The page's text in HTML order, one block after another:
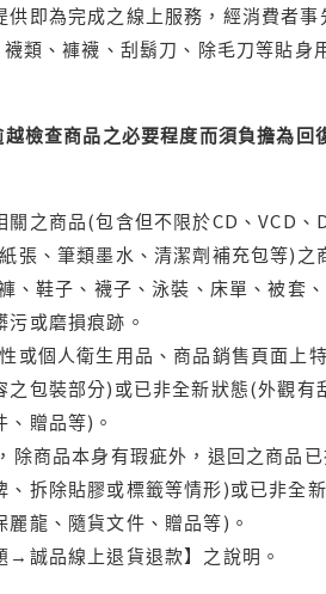
即為完成之線上服務，經消費者
類、褲襪、刮鬍刀、除毛刀等貼身
檢查商品之必要程度而須負擔為
之商品(包含但不限於CD、VCD
張、筆類墨水、清潔劑補充包等)之
鞋子、襪子、泳裝、床單、被套
或磨損痕跡。
或個人衛生用品、商品銷售頁面上
包裝部分)或已非全新狀態(外觀
贈品等)。
除商品本身有瑕疵外，退回之商品
、拆除貼膠或標籤等情形)或已非
龍、隨貨文件、贈品等)。
誠品線上退貨退款】之說明。